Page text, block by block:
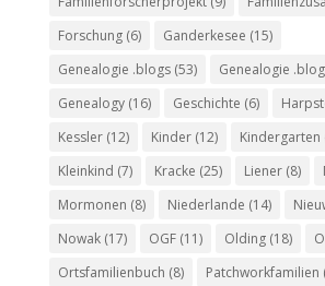
Forschung(6) Ganderkesee (15)
Genealogie .blogs(53) Genealogie
Genealogy(16) Geschichte (6)
Kessler(12) Kinder(12) Kindergarten
Kleinkind (7) Kracke (25) Liener(8)
Mormonen (8) Niederlande (14)
Nowak(17) OGF(11) Olding(18)
Ortsfamilienbuch (8) Patchworkfamilien